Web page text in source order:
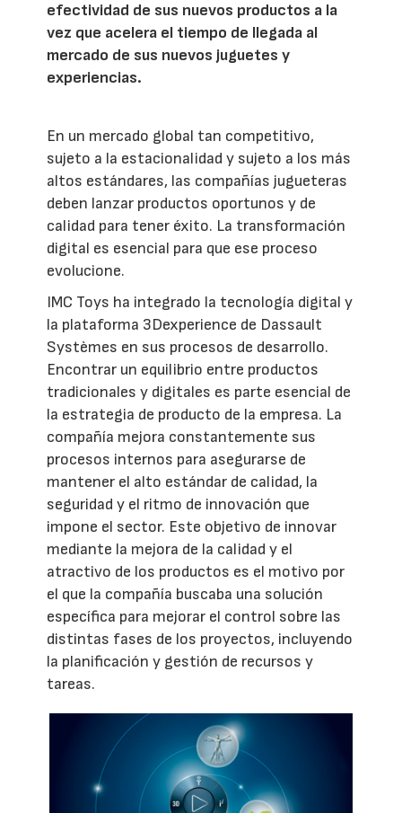
efectividad de sus nuevos productos a la
vez que acelera el tiempo de llegada al
mercado de sus nuevos juguetes y
experiencias.
En un mercado global tan competitivo,
sujeto a la estacionalidad y sujeto a los más
altos estándares, las compañías jugueteras
deben lanzar productos oportunos y de
calidad para tener éxito. La transformación
digital es esencial para que ese proceso
evolucione.
IMC Toys ha integrado la tecnología digital y
la plataforma 3Dexperience de Dassault
Systèmes en sus procesos de desarrollo.
Encontrar un equilibrio entre productos
tradicionales y digitales es parte esencial de
la estrategia de producto de la empresa. La
compañía mejora constantemente sus
procesos internos para asegurarse de
mantener el alto estándar de calidad, la
seguridad y el ritmo de innovación que
impone el sector. Este objetivo de innovar
mediante la mejora de la calidad y el
atractivo de los productos es el motivo por
el que la compañía buscaba una solución
específica para mejorar el control sobre las
distintas fases de los proyectos, incluyendo
la planificación y gestión de recursos y
tareas.